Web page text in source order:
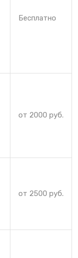
Бесплатно
от 2000 руб.
от 2500 руб.